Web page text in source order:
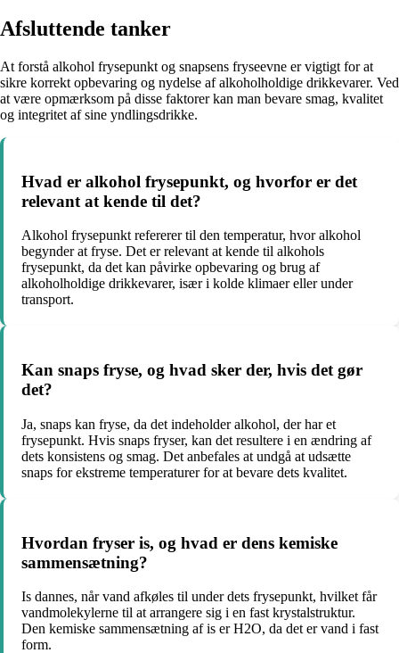
Afsluttende tanker
At forstå alkohol frysepunkt og snapsens fryseevne er vigtigt for at
sikre korrekt opbevaring og nydelse af alkoholholdige drikkevarer. Ved
at være opmærksom på disse faktorer kan man bevare smag, kvalitet
og integritet af sine yndlingsdrikke.
Hvad er alkohol frysepunkt, og hvorfor er det
relevant at kende til det?
Alkohol frysepunkt refererer til den temperatur, hvor alkohol
begynder at fryse. Det er relevant at kende til alkohols
frysepunkt, da det kan påvirke opbevaring og brug af
alkoholholdige drikkevarer, især i kolde klimaer eller under
transport.
Kan snaps fryse, og hvad sker der, hvis det gør
det?
Ja, snaps kan fryse, da det indeholder alkohol, der har et
frysepunkt. Hvis snaps fryser, kan det resultere i en ændring af
dets konsistens og smag. Det anbefales at undgå at udsætte
snaps for ekstreme temperaturer for at bevare dets kvalitet.
Hvordan fryser is, og hvad er dens kemiske
sammensætning?
Is dannes, når vand afkøles til under dets frysepunkt, hvilket får
vandmolekylerne til at arrangere sig i en fast krystalstruktur.
Den kemiske sammensætning af is er H2O, da det er vand i fast
form.